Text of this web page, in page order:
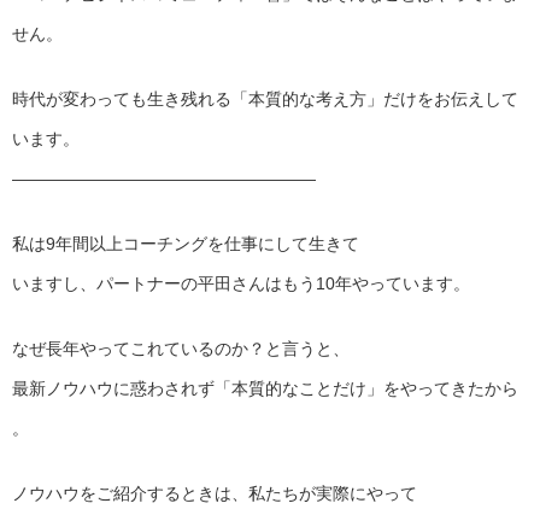
せん。
時代が変わっても生き残れる「本質的な考え方」だけをお伝えして
います。
——————————————————
私は9年間以上コーチングを仕事にして生きて
いますし、パートナーの平田さんはもう10年やっています。
なぜ長年やってこれているのか？と言うと、
最新ノウハウに惑わされず「本質的なことだけ」をやってきたから
。
ノウハウをご紹介するときは、私たちが実際にやって